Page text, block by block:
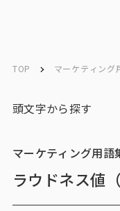
TOP マーケティング
頭文字から探す
マーケティング用語
ラウドネス値